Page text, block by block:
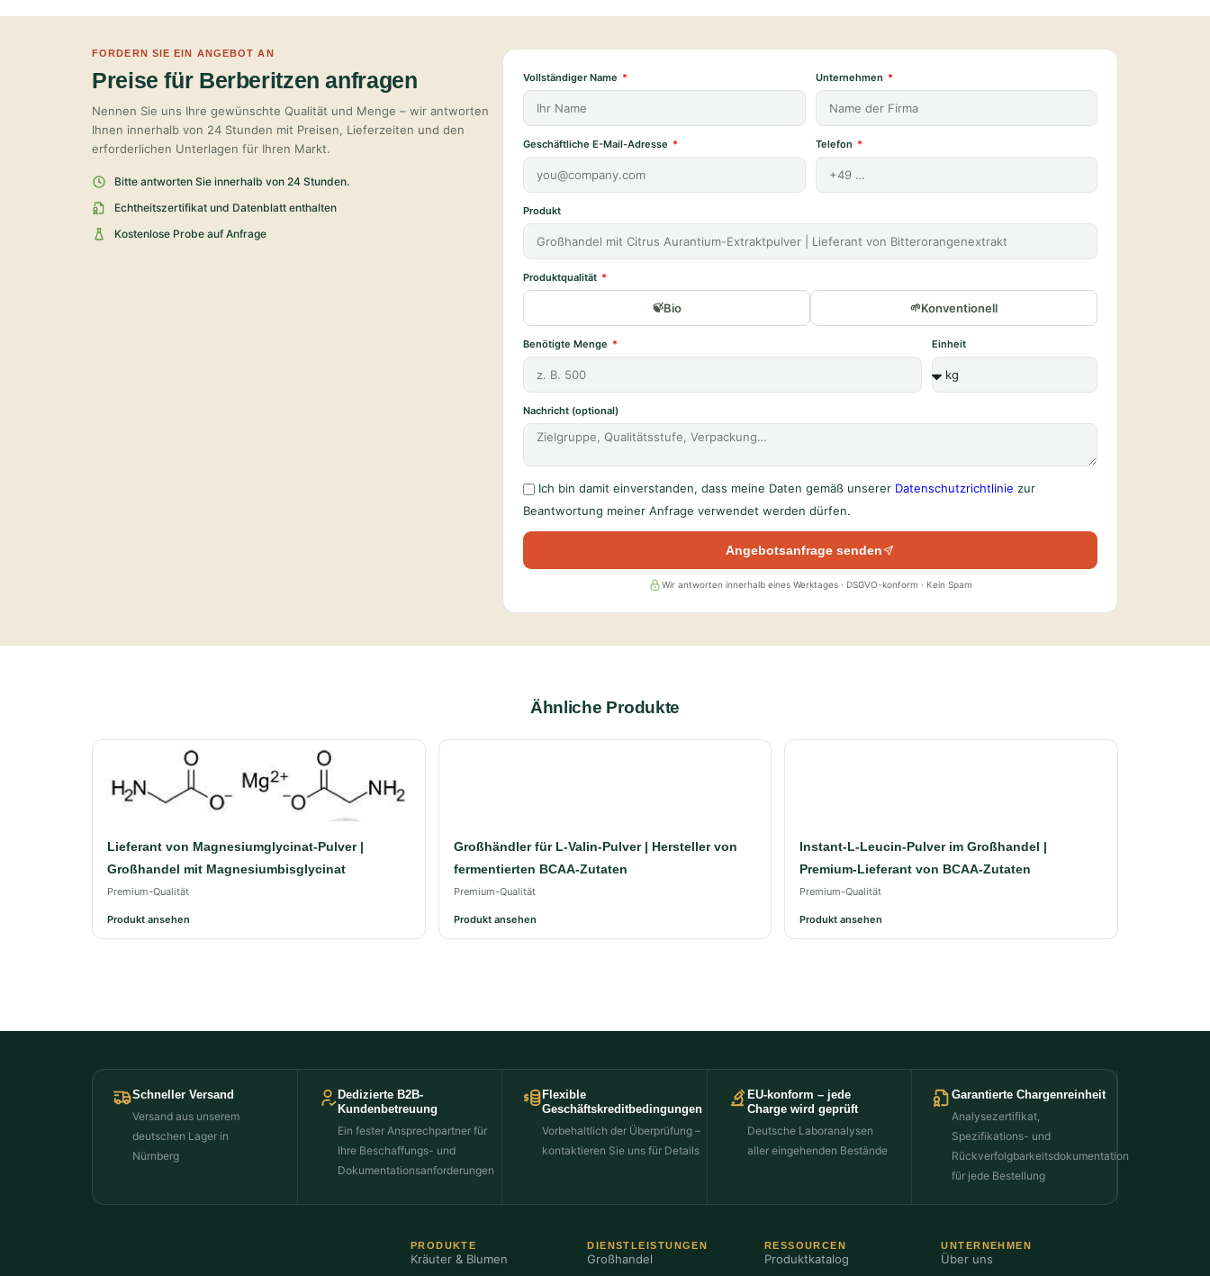
FORDERN SIE EIN ANGEBOT AN
Preise für Berberitzen anfragen
Nennen Sie uns Ihre gewünschte Qualität und Menge – wir antworten
Ihnen innerhalb von 24 Stunden mit Preisen, Lieferzeiten und den
erforderlichen Unterlagen für Ihren Markt.
Bitte antworten Sie innerhalb von 24 Stunden.
Echtheitszertifikat und Datenblatt enthalten
Kostenlose Probe auf Anfrage
Vollständiger Name Unternehmen
Geschäftliche E-Mail-Adresse Telefon
Produkt
Produktqualität
Bio Konventionell
Benötigte Menge Einheit
Nachricht (optional)
Ich bin damit einverstanden, dass meine Daten gemäß unserer Datenschutzrichtlinie zur
Beantwortung meiner Anfrage verwendet werden dürfen.
Angebotsanfrage senden
Wir antworten innerhalb eines Werktages · DSGVO-konform · Kein Spam
Ähnliche Produkte
Lieferant von Magnesiumglycinat-Pulver |
Großhandel mit Magnesiumbisglycinat
Premium-Qualität
Produkt ansehen
Großhändler für L-Valin-Pulver | Hersteller von
fermentierten BCAA-Zutaten
Premium-Qualität
Produkt ansehen
Instant-L-Leucin-Pulver im Großhandel |
Premium-Lieferant von BCAA-Zutaten
Premium-Qualität
Produkt ansehen
Schneller Versand
Versand aus unserem
deutschen Lager in
Nürnberg
Dedizierte B2B-
Kundenbetreuung
Ein fester Ansprechpartner für
Ihre Beschaffungs- und
Dokumentationsanforderungen
Flexible
Geschäftskreditbedingungen
Vorbehaltlich der Überprüfung –
kontaktieren Sie uns für Details
EU-konform – jede
Charge wird geprüft
Deutsche Laboranalysen
aller eingehenden Bestände
Garantierte Chargenreinheit
Analysezertifikat,
Spezifikations- und
Rückverfolgbarkeitsdokumentation
für jede Bestellung
PRODUKTE
Kräuter & Blumen
DIENSTLEISTUNGEN
Großhandel
RESSOURCEN
Produktkatalog
UNTERNEHMEN
Über uns